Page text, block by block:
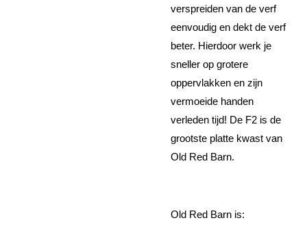
verspreiden van de verf
eenvoudig en dekt de verf
beter. Hierdoor werk je
sneller op grotere
oppervlakken en zijn
vermoeide handen
verleden tijd! De F2 is de
grootste platte kwast van
Old Red Barn.
Old Red Barn is: